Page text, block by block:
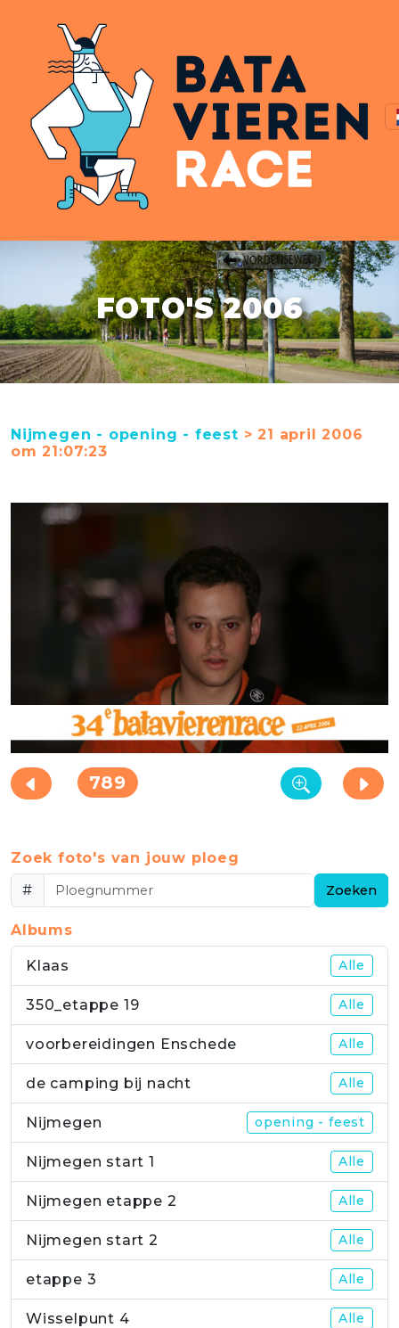
FOTO'S 2006
Nijmegen - opening - feest > 21 april 2006
om 21:07:23
789
Zoek foto's van jouw ploeg
#
Zoeken
Albums
Klaas Alle
350_etappe 19 Alle
voorbereidingen Enschede Alle
de camping bij nacht Alle
Nijmegen opening - feest
Nijmegen start 1 Alle
Nijmegen etappe 2 Alle
Nijmegen start 2 Alle
etappe 3 Alle
Wisselpunt 4 Alle